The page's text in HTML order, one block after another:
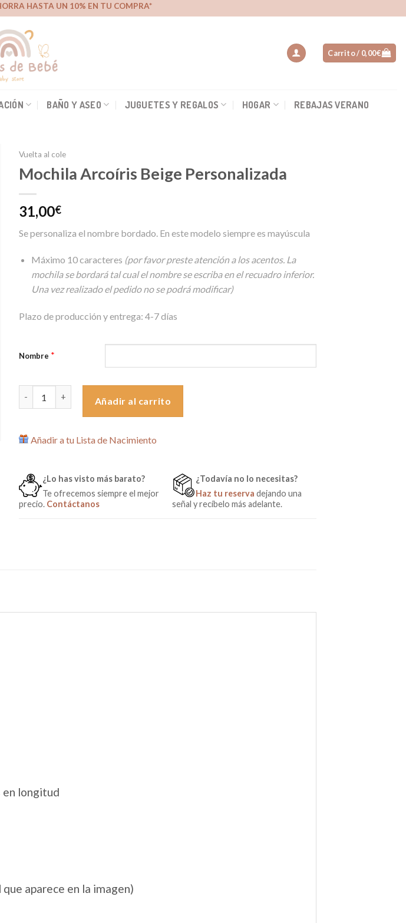
HASTA UN 10% EN TU COMPRA*
Carrito / 0,00€
BAÑO Y ASEO JUGUETES Y REGALOS HOGAR REBAJAS VERANO
Vuelta al cole
Mochila Arcoíris Beige Personalizada
31,00€
Se personaliza el nombre bordado. En este modelo siempre es mayúscula
Máximo 10 caracteres (por favor preste atención a los acentos. La
mochila se bordará tal cual el nombre se escriba en el recuadro inferior.
Una vez realizado el pedido no se podrá modificar)
Plazo de producción y entrega: 4-7 días
Nombre *
Añadir al carrito
Añadir a tu Lista de Nacimiento
¿Lo has visto más barato?
Te ofrecemos siempre el mejor
precio. Contáctanos
¿Todavía no lo necesitas?
Haz tu reserva dejando una
señal y recíbelo más adelante.
en longitud
aparece en la imagen)